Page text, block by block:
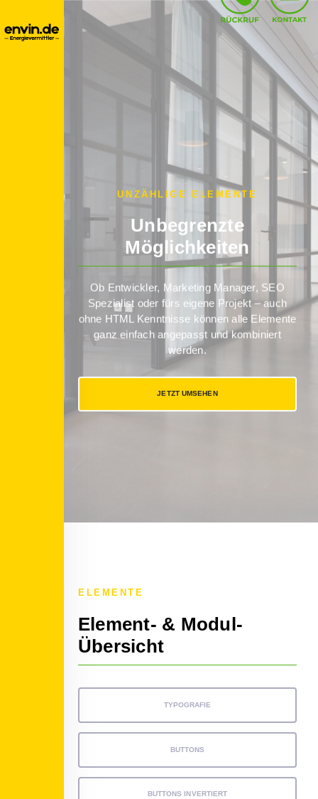
UNZÄHLIGE ELEMENTE
Unbegrenzte
Möglichkeiten
Ob Entwickler, Marketing Manager, SEO
Spezialist oder fürs eigene Projekt – auch
ohne HTML Kenntnisse können alle Elemente
ganz einfach angepasst und kombiniert
werden.
JETZT UMSEHEN
ELEMENTE
Element- & Modul-
Übersicht
TYPOGRAFIE
BUTTONS
BUTTONS INVERTIERT